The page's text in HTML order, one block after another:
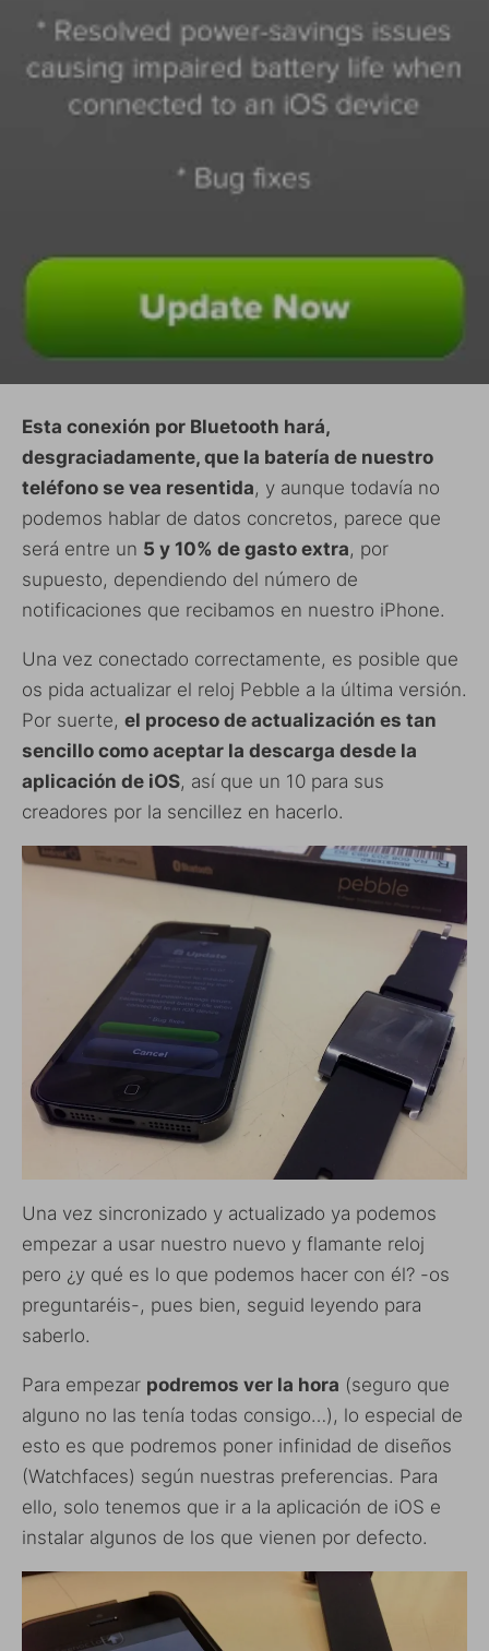
Esta conexión por Bluetooth hará,
desgraciadamente, que la batería de nuestro
teléfono se vea resentida, y aunque todavía no
podemos hablar de datos concretos, parece que
será entre un 5 y 10% de gasto extra, por
supuesto, dependiendo del número de
notificaciones que recibamos en nuestro iPhone.
Una vez conectado correctamente, es posible que
os pida actualizar el reloj Pebble a la última versión.
Por suerte, el proceso de actualización es tan
sencillo como aceptar la descarga desde la
aplicación de iOS, así que un 10 para sus
creadores por la sencillez en hacerlo.
Una vez sincronizado y actualizado ya podemos
empezar a usar nuestro nuevo y flamante reloj
pero ¿y qué es lo que podemos hacer con él? -os
preguntaréis-, pues bien, seguid leyendo para
saberlo.
Para empezar podremos ver la hora (seguro que
alguno no las tenía todas consigo…), lo especial de
esto es que podremos poner infinidad de diseños
(Watchfaces) según nuestras preferencias. Para
ello, solo tenemos que ir a la aplicación de iOS e
instalar algunos de los que vienen por defecto.